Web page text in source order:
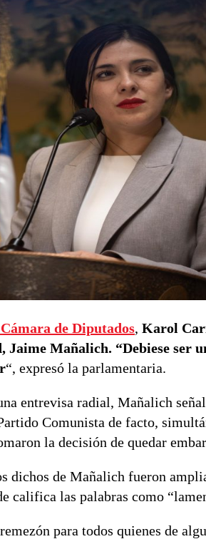
de Diputados, Karol
Jaime Mañalich. “Debiese ser
“, expresó la parlamentaria.
entrevisa radial, Mañalich
Comunista de facto,
la decisión de quedar
dichos de Mañalich fueron
califica las palabras como
para todos quienes de